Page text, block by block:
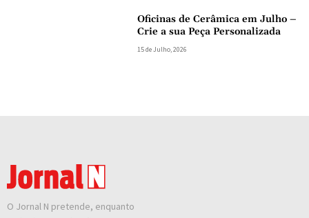
Oficinas de Cerâmica em Julho –
Crie a sua Peça Personalizada
15 de Julho, 2026
O Jornal N pretende, enquanto